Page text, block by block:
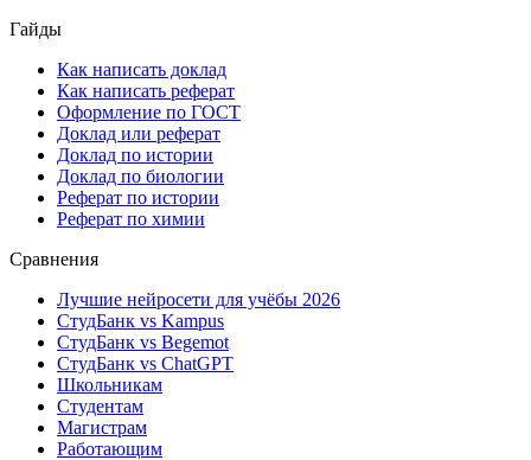
Гайды
Как написать доклад
Как написать реферат
Оформление по ГОСТ
Доклад или реферат
Доклад по истории
Доклад по биологии
Реферат по истории
Реферат по химии
Сравнения
Лучшие нейросети для учёбы 2026
СтудБанк vs Kampus
СтудБанк vs Begemot
СтудБанк vs ChatGPT
Школьникам
Студентам
Магистрам
Работающим